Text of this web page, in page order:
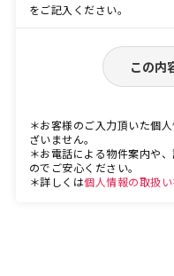
をご記入ください。
この内
＊お客様のご入力頂いた個
ざいません。
＊お電話による物件案内や
のでご安心ください。
＊詳しくは個人情報の取扱い